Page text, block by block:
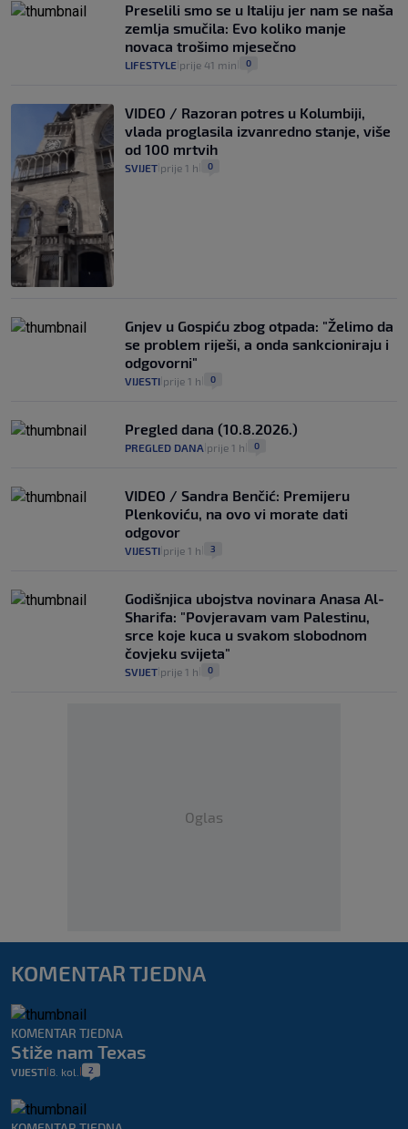
Preselili smo se u Italiju jer nam se naša
zemlja smučila: Evo koliko manje
novaca trošimo mjesečno
LIFESTYLE prije 41 min 0
VIDEO / Razoran potres u Kolumbiji,
vlada proglasila izvanredno stanje, više
od 100 mrtvih
SVIJET prije 1 h 0
Gnjev u Gospiću zbog otpada: "Želimo da
se problem riješi, a onda sankcioniraju i
odgovorni"
VIJESTI prije 1 h 0
Pregled dana (10.8.2026.)
PREGLED DANA prije 1 h 0
VIDEO / Sandra Benčić: Premijeru
Plenkoviću, na ovo vi morate dati
odgovor
VIJESTI prije 1 h 3
Godišnjica ubojstva novinara Anasa Al-
Sharifa: "Povjeravam vam Palestinu,
srce koje kuca u svakom slobodnom
čovjeku svijeta"
SVIJET prije 1 h 0
Oglas
KOMENTAR TJEDNA
KOMENTAR TJEDNA
Stiže nam Texas
VIJESTI 8. kol. 2